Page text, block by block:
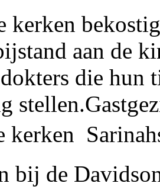
kerken
aan de
die hun
kerken 
bij de